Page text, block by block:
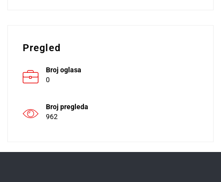
Pregled
Broj oglasa
0
Broj pregleda
962